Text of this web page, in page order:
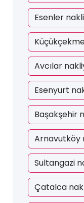
Esenler
Avcılar
Esenyurt
Başakşehir
Arnavutköy
Sultangazi
Çatalca